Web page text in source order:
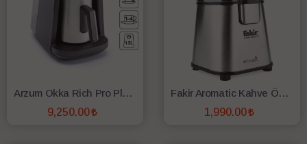
Arzum Okka Rich Pro Plus OK0036-0400 Su Hazneli Türk Kahvesi Makinesi Bakır
9,250.00
Fakir Aromatic Kahve Öğütücü
1,990.00